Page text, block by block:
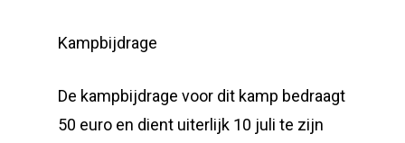
Kampbijdrage
De kampbijdrage voor dit kamp bedraagt
50 euro en dient uiterlijk 10 juli te zijn